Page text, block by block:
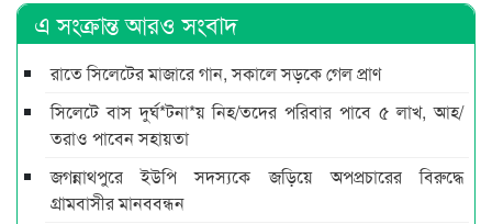
এ সংক্রান্ত আরও সংবাদ
রাতে সিলেটের মাজারে গান, সকালে সড়কে গেল প্রাণ
সিলেটে বাস দুর্ঘ*টনা*য় নিহ/তদের পরিবার পাবে ৫ লাখ, আহ/
তরাও পাবেন সহায়তা
জগন্নাথপুরে ইউপি সদস্যকে জড়িয়ে অপপ্রচারের বিরুদ্ধে
গ্রামবাসীর মানববন্ধন